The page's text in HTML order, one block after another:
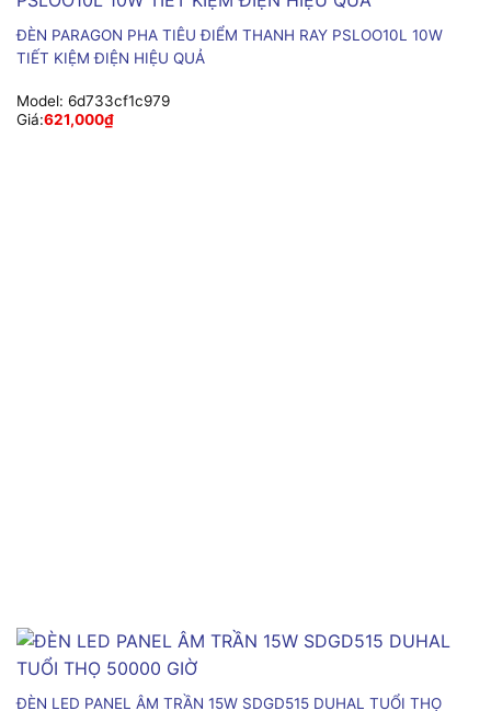
ĐÈN PARAGON PHA TIÊU ĐIỂM THANH RAY PSLOO10L 10W
TIẾT KIỆM ĐIỆN HIỆU QUẢ
Model: 6d733cf1c979
Giá:621,000₫
ĐÈN LED PANEL ÂM TRẦN 15W SDGD515 DUHAL TUỔI THỌ